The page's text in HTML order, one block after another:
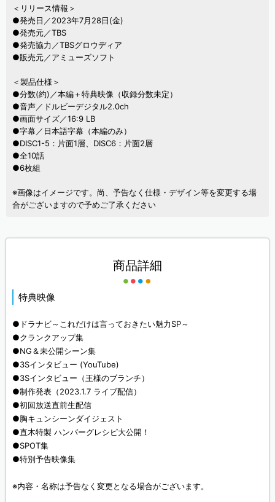
＜リリース情報＞
●発売日／2023年7月28日(金)
●発売元／TBS
●発売協力／TBSグロウディア
●販売元／アミューズソフト
＜製品仕様＞
●分数(約)／本編＋特典映像（収録分数未定）
●音声／ドルビーデジタル2.0ch
●画面サイズ／16:9 LB
●字幕／日本語字幕（本編のみ）
●DISC1-5：片面1層、DISC6：片面2層
●全10話
●6枚組
※画像はイメージです。尚、予告なく仕様・デザイン等を変更する場
合がございますので予めご了承ください
商品詳細
特典映像
●ドラナビ～これだけは言っておきたい魅力SP～
●クランクアップ集
●NG＆未公開シーン集
●3Sインタビュー (YouTube)
●3Sインタビュー（王様のブランチ）
●制作発表（2023.1.7 ライブ配信）
●初回放送直前生配信
●胸キュンシーンダイジェスト
●直木特製 ハンバーグレシピ大公開！
●SPOT集
●特別予告映像集
※内容・名称は予告なく変更となる場合がございます。